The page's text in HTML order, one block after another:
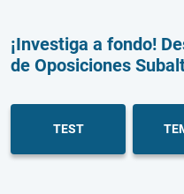
¡Investiga a fondo!
de Oposiciones
TEST